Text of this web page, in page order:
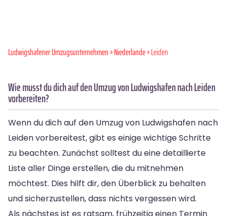
Ludwigshafener Umzugsunternehmen»Niederlande» Leiden
Wie musst du dich auf den Umzug von Ludwigshafen nach Leiden
vorbereiten?
Wenn du dich auf den Umzug von Ludwigshafen nach
Leiden vorbereitest, gibt es einige wichtige Schritte
zu beachten. Zunächst solltest du eine detaillierte
Liste aller Dinge erstellen, die du mitnehmen
möchtest. Dies hilft dir, den Überblick zu behalten
und sicherzustellen, dass nichts vergessen wird.
Als nächstes ist es ratsam, frühzeitig einen Termin